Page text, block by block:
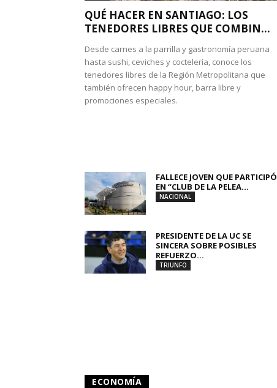
QUÉ HACER EN SANTIAGO: LOS
TENEDORES LIBRES QUE COMBIN...
Desde carnes a la parrilla y gastronomía peruana
hasta sushi, ceviches y coctelería, conoce los
tenedores libres de la Región Metropolitana que
también ofrecen happy hour, barra libre y
promociones especiales.
FALLECE JOVEN QUE PARTICIPÓ
EN “CLUB DE LA PELEA...
NACIONAL
PRESIDENTE DE LA UC SE
SINCERA SOBRE POSIBLES
REFUERZO...
TRIUNFO
ECONOMÍA